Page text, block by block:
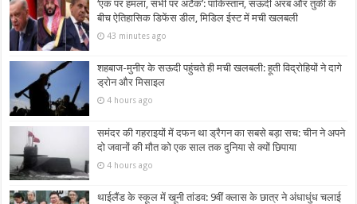
‘एक पर हमला, सभी पर अटैक’: पाकिस्तान, सऊदी अरब और तुर्की के
बीच ऐतिहासिक डिफेंस डील, मिडिल ईस्ट में मची खलबली
43 minutes ago
शहबाज-मुनीर के सऊदी पहुंचते ही मची खलबली: हूती विद्रोहियों ने दागे
ड्रोन और मिसाइल
4 hours ago
समंदर की गहराइयों में दफन था ड्रैगन का सबसे बड़ा सच: चीन ने अपने
दो जवानों की मौत को एक साल तक दुनिया से क्यों छिपाया
4 hours ago
थाईलैंड के स्कूल में खूनी तांडव: 9वीं क्लास के छात्र ने अंधाधुंध चलाई